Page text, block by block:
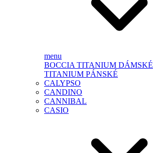
menu
BOCCIA TITANIUM DÁMSKÉ
TITANIUM PÁNSKÉ
CALYPSO
CANDINO
CANNIBAL
CASIO